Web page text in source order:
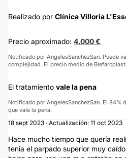
Realizado por Clínica Villoria
Precio aproximado: 4.000 €
Notificado por AngelesSanchezSan. Puede
complejidad. El precio medio de
El tratamiento vale la pena
Notificado por AngelesSanchezSan. El 84%
que vale la pena.
18 sept 2023 · Actualización: 11 oct 2023
Hace mucho tiempo que quería
tenia el parpado superior muy